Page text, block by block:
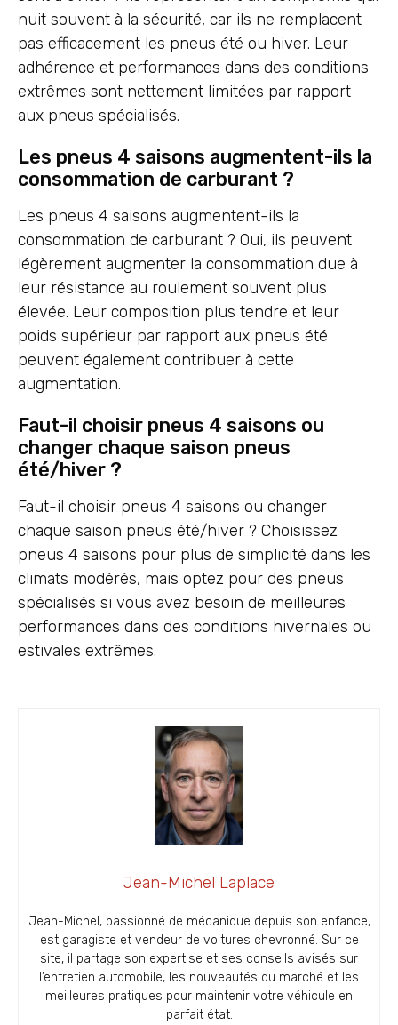
nuit souvent à la sécurité, car ils ne remplacent
pas efficacement les pneus été ou hiver. Leur
adhérence et performances dans des conditions
extrêmes sont nettement limitées par rapport
aux pneus spécialisés.
Les pneus 4 saisons augmentent-ils la
consommation de carburant ?
Les pneus 4 saisons augmentent-ils la
consommation de carburant ? Oui, ils peuvent
légèrement augmenter la consommation due à
leur résistance au roulement souvent plus
élevée. Leur composition plus tendre et leur
poids supérieur par rapport aux pneus été
peuvent également contribuer à cette
augmentation.
Faut-il choisir pneus 4 saisons ou
changer chaque saison pneus
été/hiver ?
Faut-il choisir pneus 4 saisons ou changer
chaque saison pneus été/hiver ? Choisissez
pneus 4 saisons pour plus de simplicité dans les
climats modérés, mais optez pour des pneus
spécialisés si vous avez besoin de meilleures
performances dans des conditions hivernales ou
estivales extrêmes.
Jean-Michel Laplace
Jean-Michel, passionné de mécanique depuis son enfance,
est garagiste et vendeur de voitures chevronné. Sur ce
site, il partage son expertise et ses conseils avisés sur
l’entretien automobile, les nouveautés du marché et les
meilleures pratiques pour maintenir votre véhicule en
parfait état.